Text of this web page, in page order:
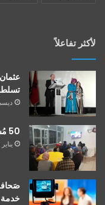
لأكثر تفاعلاً
ديسمبر
50 مُشرّدًا يَسْتَفيدُون من “عملية دفء” بخريبكة
يناير 5, 2019
خدمة